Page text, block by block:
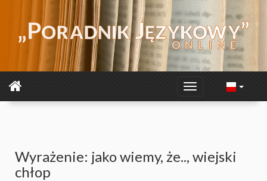
Wyrażenie: jako wiemy, że.., wiejski
chłop